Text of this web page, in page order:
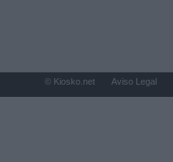
© Kiosko.net Aviso Legal